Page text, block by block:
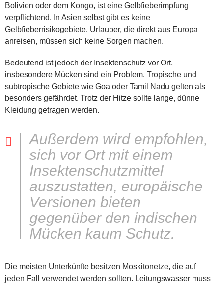
Bolivien oder dem Kongo, ist eine Gelbfieberimpfung
verpflichtend. In Asien selbst gibt es keine
Gelbfieberrisikogebiete. Urlauber, die direkt aus Europa
anreisen, müssen sich keine Sorgen machen.
Bedeutend ist jedoch der Insektenschutz vor Ort,
insbesondere Mücken sind ein Problem. Tropische und
subtropische Gebiete wie Goa oder Tamil Nadu gelten als
besonders gefährdet. Trotz der Hitze sollte lange, dünne
Kleidung getragen werden.
Außerdem wird empfohlen,
sich vor Ort mit einem
Insektenschutzmittel
auszustatten, europäische
Versionen bieten
gegenüber den indischen
Mücken kaum Schutz.
Die meisten Unterkünfte besitzen Moskitonetze, die auf
jeden Fall verwendet werden sollten. Leitungswasser muss